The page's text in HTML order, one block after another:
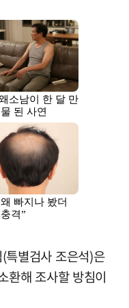
특별검사 조은석)은
환해 조사할 방침이